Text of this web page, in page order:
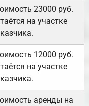
23000 руб.
на участке
12000 руб.
на участке
аренды на